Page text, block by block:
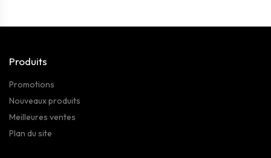
Produits
Promotions
Nouveaux produits
Meilleures ventes
Plan du site